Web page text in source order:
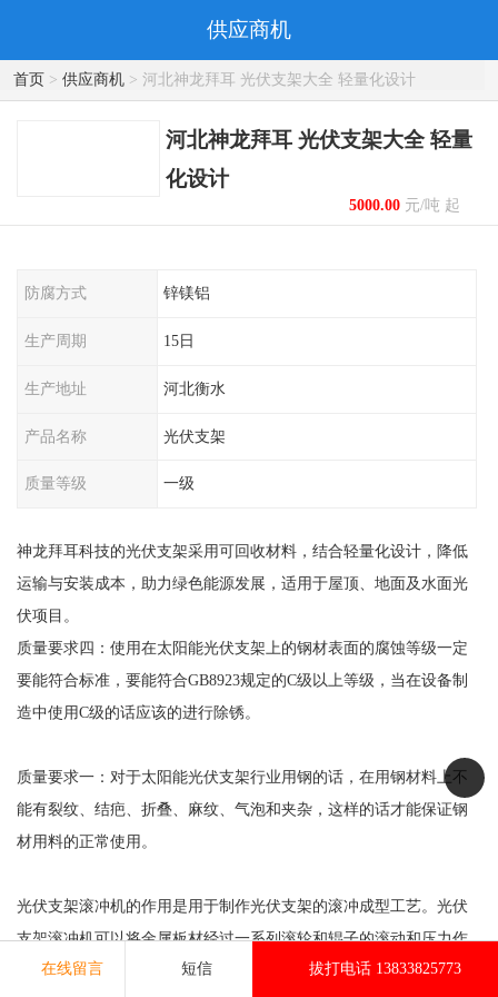
供应商机
首页> 供应商机> 河北神龙拜耳 光伏支架大全 轻量化设计
河北神龙拜耳 光伏支架大全 轻量
化设计
5000.00元/吨 起
防腐方式 锌镁铝
生产周期 15日
生产地址 河北衡水
产品名称 光伏支架
质量等级 一级
神龙拜耳科技的光伏支架采用可回收材料，结合轻量化设计，降低
运输与安装成本，助力绿色能源发展，适用于屋顶、地面及水面光
伏项目。
质量要求四：使用在太阳能光伏支架上的钢材表面的腐蚀等级一定
要能符合标准，要能符合GB8923规定的C级以上等级，当在设备制
造中使用C级的话应该的进行除锈。
质量要求一：对于太阳能光伏支架行业用钢的话，在用钢材料上不
能有裂纹、结疤、折叠、麻纹、气泡和夹杂，这样的话才能保证钢
材用料的正常使用。
光伏支架滚冲机的作用是用于制作光伏支架的滚冲成型工艺。光伏
支架滚冲机可以将金属板材经过一系列滚轮和辊子的滚动和压力作
用下，通过滚冲成型工艺将其成型为光伏支架所需的形状和尺寸。
在线留言 短信 拔打电话 13833825773